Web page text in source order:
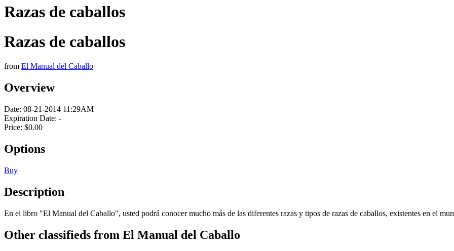
Razas de caballos
Razas de caballos
from El Manual del Caballo
Overview
Date: 08-21-2014 11:29AM
Expiration Date: -
Price: $0.00
Options
Buy
Description
En el libro "El Manual del Caballo", usted podrá conocer mucho más de las diferentes razas y tipos de razas de caballos, existentes en el
Other classifieds from El Manual del Caballo